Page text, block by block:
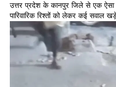
उत्तर प्रदेश के कानपुर जिले से एक ऐसा
पारिवारिक रिश्तों को लेकर कई सवाल